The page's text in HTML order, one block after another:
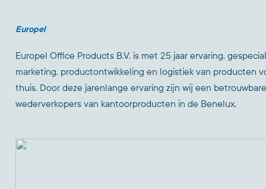
Europel
Europel Office Products B.V. is met 25 jaar ervaring,
marketing, productontwikkeling en logistiek van producten
thuis. Door deze jarenlange ervaring zijn wij een
wederverkopers van kantoorproducten in de Benelux.